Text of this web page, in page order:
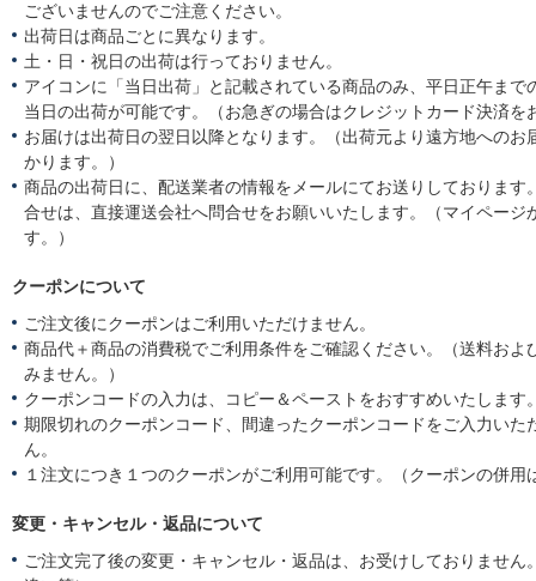
ございませんのでご注意ください。
出荷日は商品ごとに異なります。
土・日・祝日の出荷は行っておりません。
アイコンに「当日出荷」と記載されている商品のみ、平日正午まで
当日の出荷が可能です。（お急ぎの場合はクレジットカード決済を
お届けは出荷日の翌日以降となります。（出荷元より遠方地へのお
かります。）
商品の出荷日に、配送業者の情報をメールにてお送りしております
合せは、直接運送会社へ問合せをお願いいたします。（マイページ
す。）
クーポンについて
ご注文後にクーポンはご利用いただけません。
商品代＋商品の消費税でご利用条件をご確認ください。（送料およ
みません。）
クーポンコードの入力は、コピー＆ペーストをおすすめいたします
期限切れのクーポンコード、間違ったクーポンコードをご入力いた
ん。
１注文につき１つのクーポンがご利用可能です。（クーポンの併用
変更・キャンセル・返品について
ご注文完了後の変更・キャンセル・返品は、お受けしておりません